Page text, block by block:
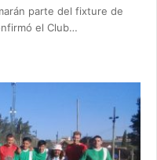
parte del fixture de
el Club…